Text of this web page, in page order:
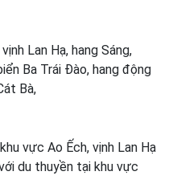
Lan Hạ, hang Sáng,
Ba Trái Đào, hang động
Bà,
vực Ao Ếch, vịnh Lan Hạ
du thuyền tại khu vực